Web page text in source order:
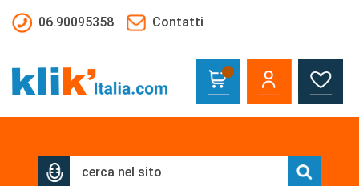
06.90095358
Contatti